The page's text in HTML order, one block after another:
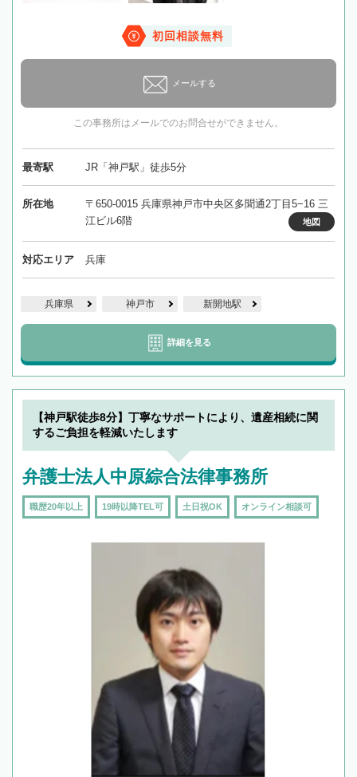
初回相談無料
メールする
この事務所はメールでのお問合せができません。
最寄駅 JR「神戸駅」徒歩5分
所在地
〒650-0015 兵庫県神戸市中央区多聞通2丁目5−16 三
江ビル6階
地図
対応エリア 兵庫
兵庫県 神戸市 新開地駅
詳細を見る
【神戸駅徒歩8分】丁寧なサポートにより、遺産相続に関
するご負担を軽減いたします
弁護士法人中原綜合法律事務所
職歴20年以上 19時以降TEL可 土日祝OK オンライン相談可